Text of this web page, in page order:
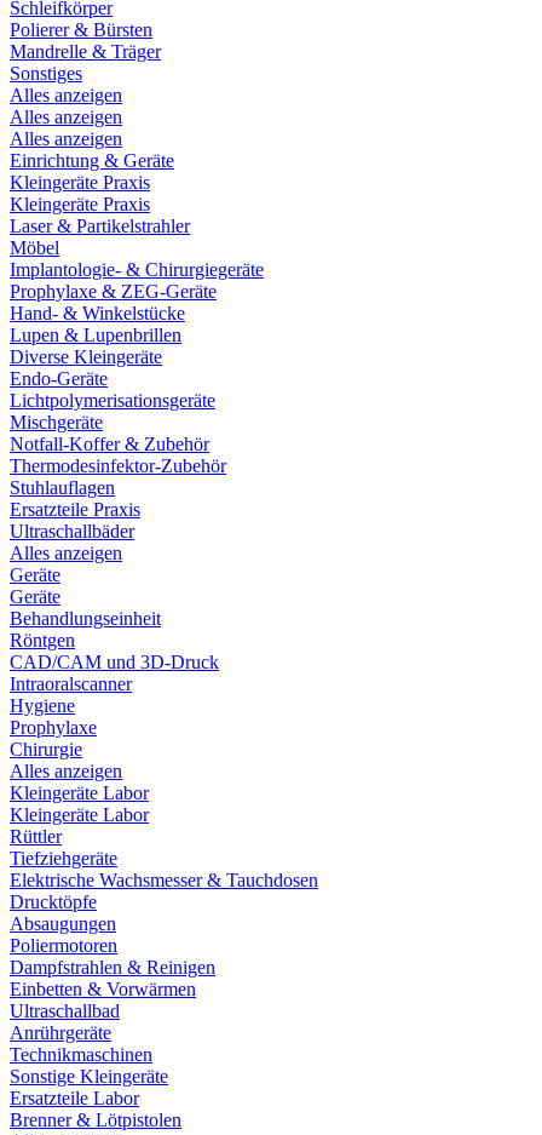
Schleifkörper
Polierer & Bürsten
Mandrelle & Träger
Sonstiges
Alles anzeigen
Alles anzeigen
Alles anzeigen
Einrichtung & Geräte
Kleingeräte Praxis
Kleingeräte Praxis
Laser & Partikelstrahler
Möbel
Implantologie- & Chirurgiegeräte
Prophylaxe & ZEG-Geräte
Hand- & Winkelstücke
Lupen & Lupenbrillen
Diverse Kleingeräte
Endo-Geräte
Lichtpolymerisationsgeräte
Mischgeräte
Notfall-Koffer & Zubehör
Thermodesinfektor-Zubehör
Stuhlauflagen
Ersatzteile Praxis
Ultraschallbäder
Alles anzeigen
Geräte
Geräte
Behandlungseinheit
Röntgen
CAD/CAM und 3D-Druck
Intraoralscanner
Hygiene
Prophylaxe
Chirurgie
Alles anzeigen
Kleingeräte Labor
Kleingeräte Labor
Rüttler
Tiefziehgeräte
Elektrische Wachsmesser & Tauchdosen
Drucktöpfe
Absaugungen
Poliermotoren
Dampfstrahlen & Reinigen
Einbetten & Vorwärmen
Ultraschallbad
Anrührgeräte
Technikmaschinen
Sonstige Kleingeräte
Ersatzteile Labor
Brenner & Lötpistolen